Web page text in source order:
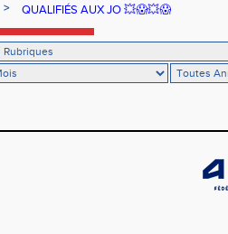
> QUALIFIÉS AUX JO 💥😱💥😱